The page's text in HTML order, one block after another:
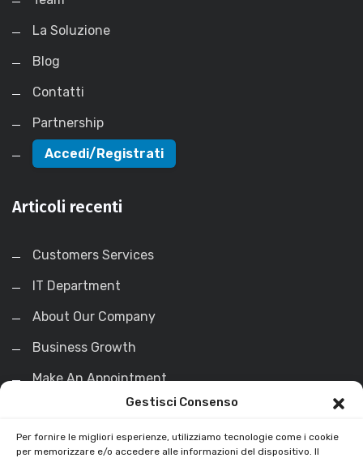
Gestisci Consenso
Per fornire le migliori esperienze, utilizziamo tecnologie come i cookie
per memorizzare e/o accedere alle informazioni del dispositivo. Il
La Soluzione
Blog
Contatti
Partnership
Accedi/Registrati
Articoli recenti
Customers Services
IT Department
About Our Company
Business Growth
Make An Appointment
La Soluzione